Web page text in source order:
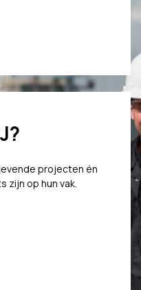
projecten én
zijn op hun vak.